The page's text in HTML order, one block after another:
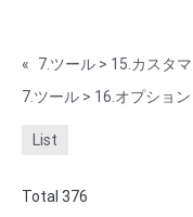
«
7.ツール > 15.カスタ
7.ツール > 16.オプショ
List
Total 376